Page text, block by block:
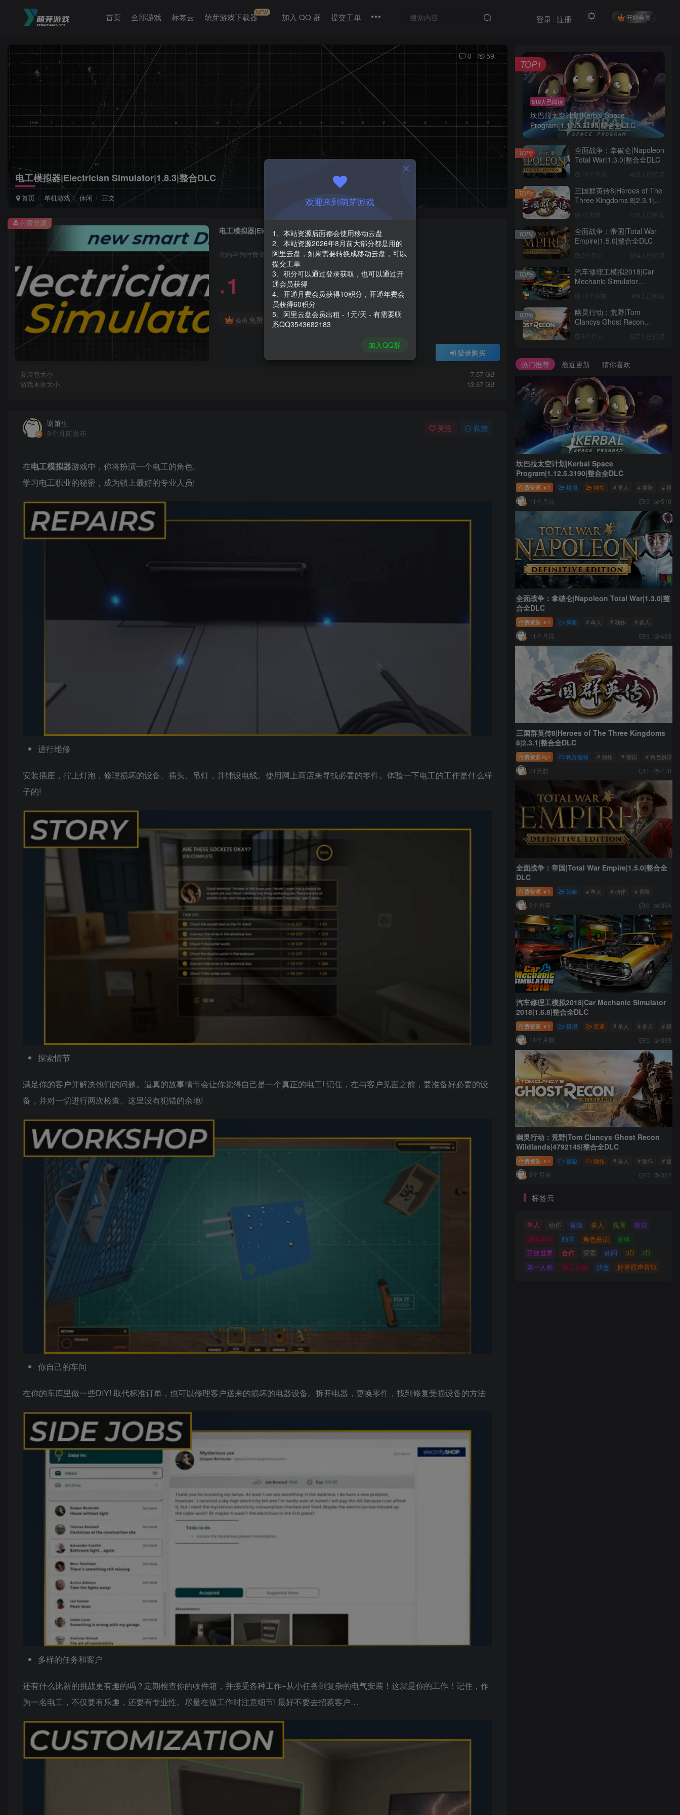
首页 全部游戏 标签云 萌芽游戏下载器NEW 加入 QQ 群 提交工单 开通会员
登录 注册
电工模拟器|Electrician Simulator|1.8.3|整合DLC
首页 单机游戏 休闲 正文
0 59
电工模拟器|Electrician Simulator|1.8.3|整合DLC
此内容为付费资源，请付费后查看
￥ 1
会员 免费
登录购买
安装包大小
7.57 GB
游戏本体大小
13.67 GB
付费资源
谢箫生
8个月前发布
关注 私信
在电工模拟器游戏中，你将扮演一个电工的角色。
学习电工职业的秘密，成为镇上最好的专业人员!
进行维修
安装插座，拧上灯泡，修理损坏的设备、插头、吊灯，并铺设电线。使用网上商店来寻找必要的零件。体验一下电工的工作是什么样
子的!
探索情节
满足你的客户并解决他们的问题。逼真的故事情节会让你觉得自己是一个真正的电工! 记住，在与客户见面之前，要准备好必要的设
备，并对一切进行两次检查。这里没有犯错的余地!
你自己的车间
在你的车库里做一些DIY! 取代标准订单，也可以修理客户送来的损坏的电器设备。拆开电器，更换零件，找到修复受损设备的方法
多样的任务和客户
还有什么比新的挑战更有趣的吗？定期检查你的收件箱，并接受各种工作–从小任务到复杂的电气安装！这就是你的工作！记住，作
为一名电工，不仅要有乐趣，还要有专业性。尽量在做工作时注意细节! 最好不要去招惹客户…
510人已阅读
坎巴拉太空计划|Kerbal Space
Program|1.12.5.3190|整合全DLC
TOP1
全面战争：拿破仑|Napoleon
Total War|1.3.0|整合全DLC
11个月前 463人已阅读
TOP2
三国群英传8|Heroes of The
Three Kingdoms 8|2.3.1|整
21天前 410人已阅读
TOP3
全面战争：帝国|Total War
Empire|1.5.0|整合全DLC
9个月前 394人已阅读
TOP4
汽车修理工模拟2018|Car
Mechanic Simulator
11个月前 369人已阅读
TOP5
幽灵行动：荒野|Tom
Clancys Ghost Recon
DLC8个月前 327人已阅读
TOP6
热门推荐 最近更新 猜你喜欢
坎巴拉太空计划|Kerbal Space
Program|1.12.5.3190|整合全DLC
付费资源 ￥ 1 模拟 独立 # 单人 # 冒险 # 模拟
11个月前 0 510
全面战争：拿破仑|Napoleon Total War|1.3.0|整
合全DLC
付费资源 ￥ 1 策略 # 单人 # 动作 # 多人
11个月前 0 463
三国群英传8|Heroes of The Three Kingdoms
8|2.3.1|整合全DLC
付费资源 1 积分游戏 # 动作 # 模拟 # 角色扮演
21天前 1 410
全面战争：帝国|Total War Empire|1.5.0|整合全
DLC
付费资源 ￥ 1 策略 # 单人 # 动作 # 冒险
9个月前 0 394
汽车修理工模拟2018|Car Mechanic Simulator
2018|1.6.8|整合全DLC
付费资源 ￥ 1 模拟 竞速 # 单人 # 多人 # 模拟
11个月前 0 369
幽灵行动：荒野|Tom Clancys Ghost Recon
Wildlands|4792145|整合全DLC
付费资源 ￥ 1 冒险 动作 # 单人 # 动作 # 冒险
8个月前 0 327
标签云
单人 动作 冒险 多人 氛围
模拟
剧情丰富
独立 角色扮演
策略
开放世界
合作 探索 休闲 3D
2D
第一人称
第三人称 沙盒 好评原声音轨
欢迎来到萌芽游戏
1、本站资源后面都会使用移动云盘
2、本站资源2026年8月前大部分都是用的
阿里云盘，如果需要转换成移动云盘，可以
提交工单
3、积分可以通过登录获取，也可以通过开
通会员获得
4、开通月费会员获得10积分，开通年费会
员获得60积分
5、阿里云盘会员出租 - 1元/天 - 有需要联
系QQ3543682183
加入QQ群